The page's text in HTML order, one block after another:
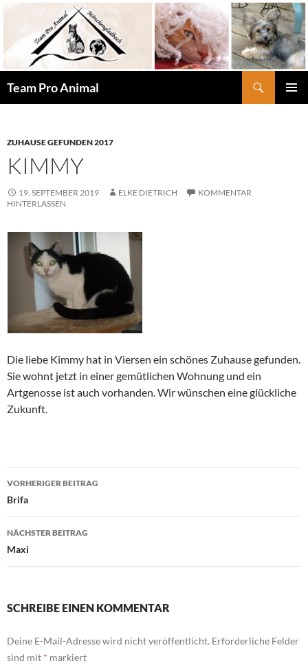
springen
Team Pro Animal
ZUHAUSE GEFUNDEN 2017
KIMMY
19. SEPTEMBER 2019 ELKE DIETRICH
KOMMENTAR
HINTERLASSEN
Die liebe Kimmy hat in Viersen ein schönes Zuhause gefunden.
Sie wohnt jetzt in einer gemütlichen Wohnung und ein
Artgenosse ist auch vorhanden. Wir wünschen eine glückliche
Zukunft.
Beitragsnavigation
VORHERIGER BEITRAG
Brifa
NÄCHSTER BEITRAG
Maxi
SCHREIBE EINEN KOMMENTAR
Deine E-Mail-Adresse wird nicht veröffentlicht. Erforderliche Felder
sind mit * markiert